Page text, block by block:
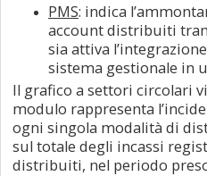
PMS: indica
account distribuiti
sia attiva
sistema gestionale in
Il grafico a settori circolari
modulo rappresenta
ogni singola modalità di
sul totale degli incassi
distribuiti, nel periodo